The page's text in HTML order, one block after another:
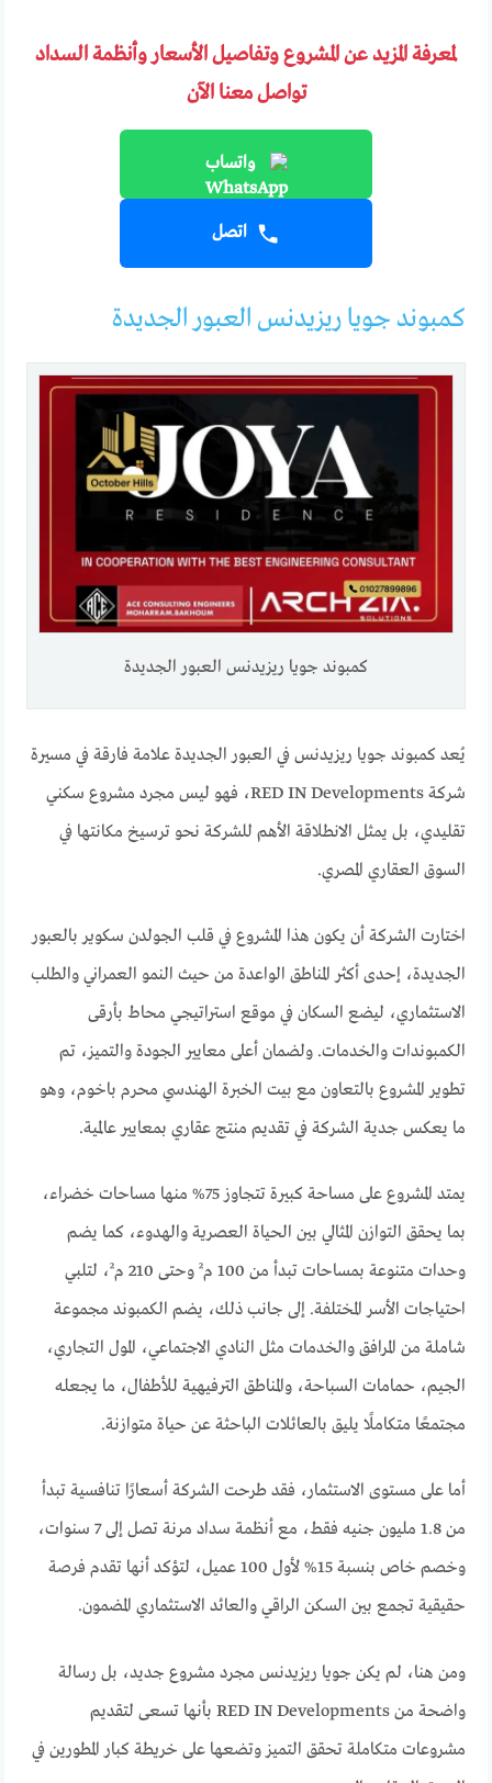
لمعرفة المزيد عن المشروع وتفاصيل الأسعار وأنظمة السداد
تواصل معنا الآن
واتساب
اتصل
كمبوند جويا ريزيدنس العبور الجديدة
كمبوند جويا ريزيدنس العبور الجديدة
يُعد كمبوند جويا ريزيدنس في العبور الجديدة علامة فارقة في مسيرة
شركة RED IN Developments، فهو ليس مجرد مشروع سكني
تقليدي، بل يمثل الانطلاقة الأهم للشركة نحو ترسيخ مكانتها في
السوق العقاري المصري.
اختارت الشركة أن يكون هذا المشروع في قلب الجولدن سكوير بالعبور
الجديدة، إحدى أكثر المناطق الواعدة من حيث النمو العمراني والطلب
الاستثماري، ليضع السكان في موقع استراتيجي محاط بأرقى
الكمبوندات والخدمات. ولضمان أعلى معايير الجودة والتميز، تم
تطوير المشروع بالتعاون مع بيت الخبرة الهندسي محرم باخوم، وهو
ما يعكس جدية الشركة في تقديم منتج عقاري بمعايير عالمية.
يمتد المشروع على مساحة كبيرة تتجاوز 75% منها مساحات خضراء،
بما يحقق التوازن المثالي بين الحياة العصرية والهدوء، كما يضم
وحدات متنوعة بمساحات تبدأ من 100 م² وحتى 210 م²، لتلبي
احتياجات الأسر المختلفة. إلى جانب ذلك، يضم الكمبوند مجموعة
شاملة من المرافق والخدمات مثل النادي الاجتماعي، المول التجاري،
الجيم، حمامات السباحة، والمناطق الترفيهية للأطفال، ما يجعله
مجتمعًا متكاملًا يليق بالعائلات الباحثة عن حياة متوازنة.
أما على مستوى الاستثمار، فقد طرحت الشركة أسعارًا تنافسية تبدأ
من 1.8 مليون جنيه فقط، مع أنظمة سداد مرنة تصل إلى 7 سنوات،
وخصم خاص بنسبة 15% لأول 100 عميل، لتؤكد أنها تقدم فرصة
حقيقية تجمع بين السكن الراقي والعائد الاستثماري المضمون.
ومن هنا، لم يكن جويا ريزيدنس مجرد مشروع جديد، بل رسالة
واضحة من RED IN Developments بأنها تسعى لتقديم
مشروعات متكاملة تحقق التميز وتضعها على خريطة كبار المطورين في